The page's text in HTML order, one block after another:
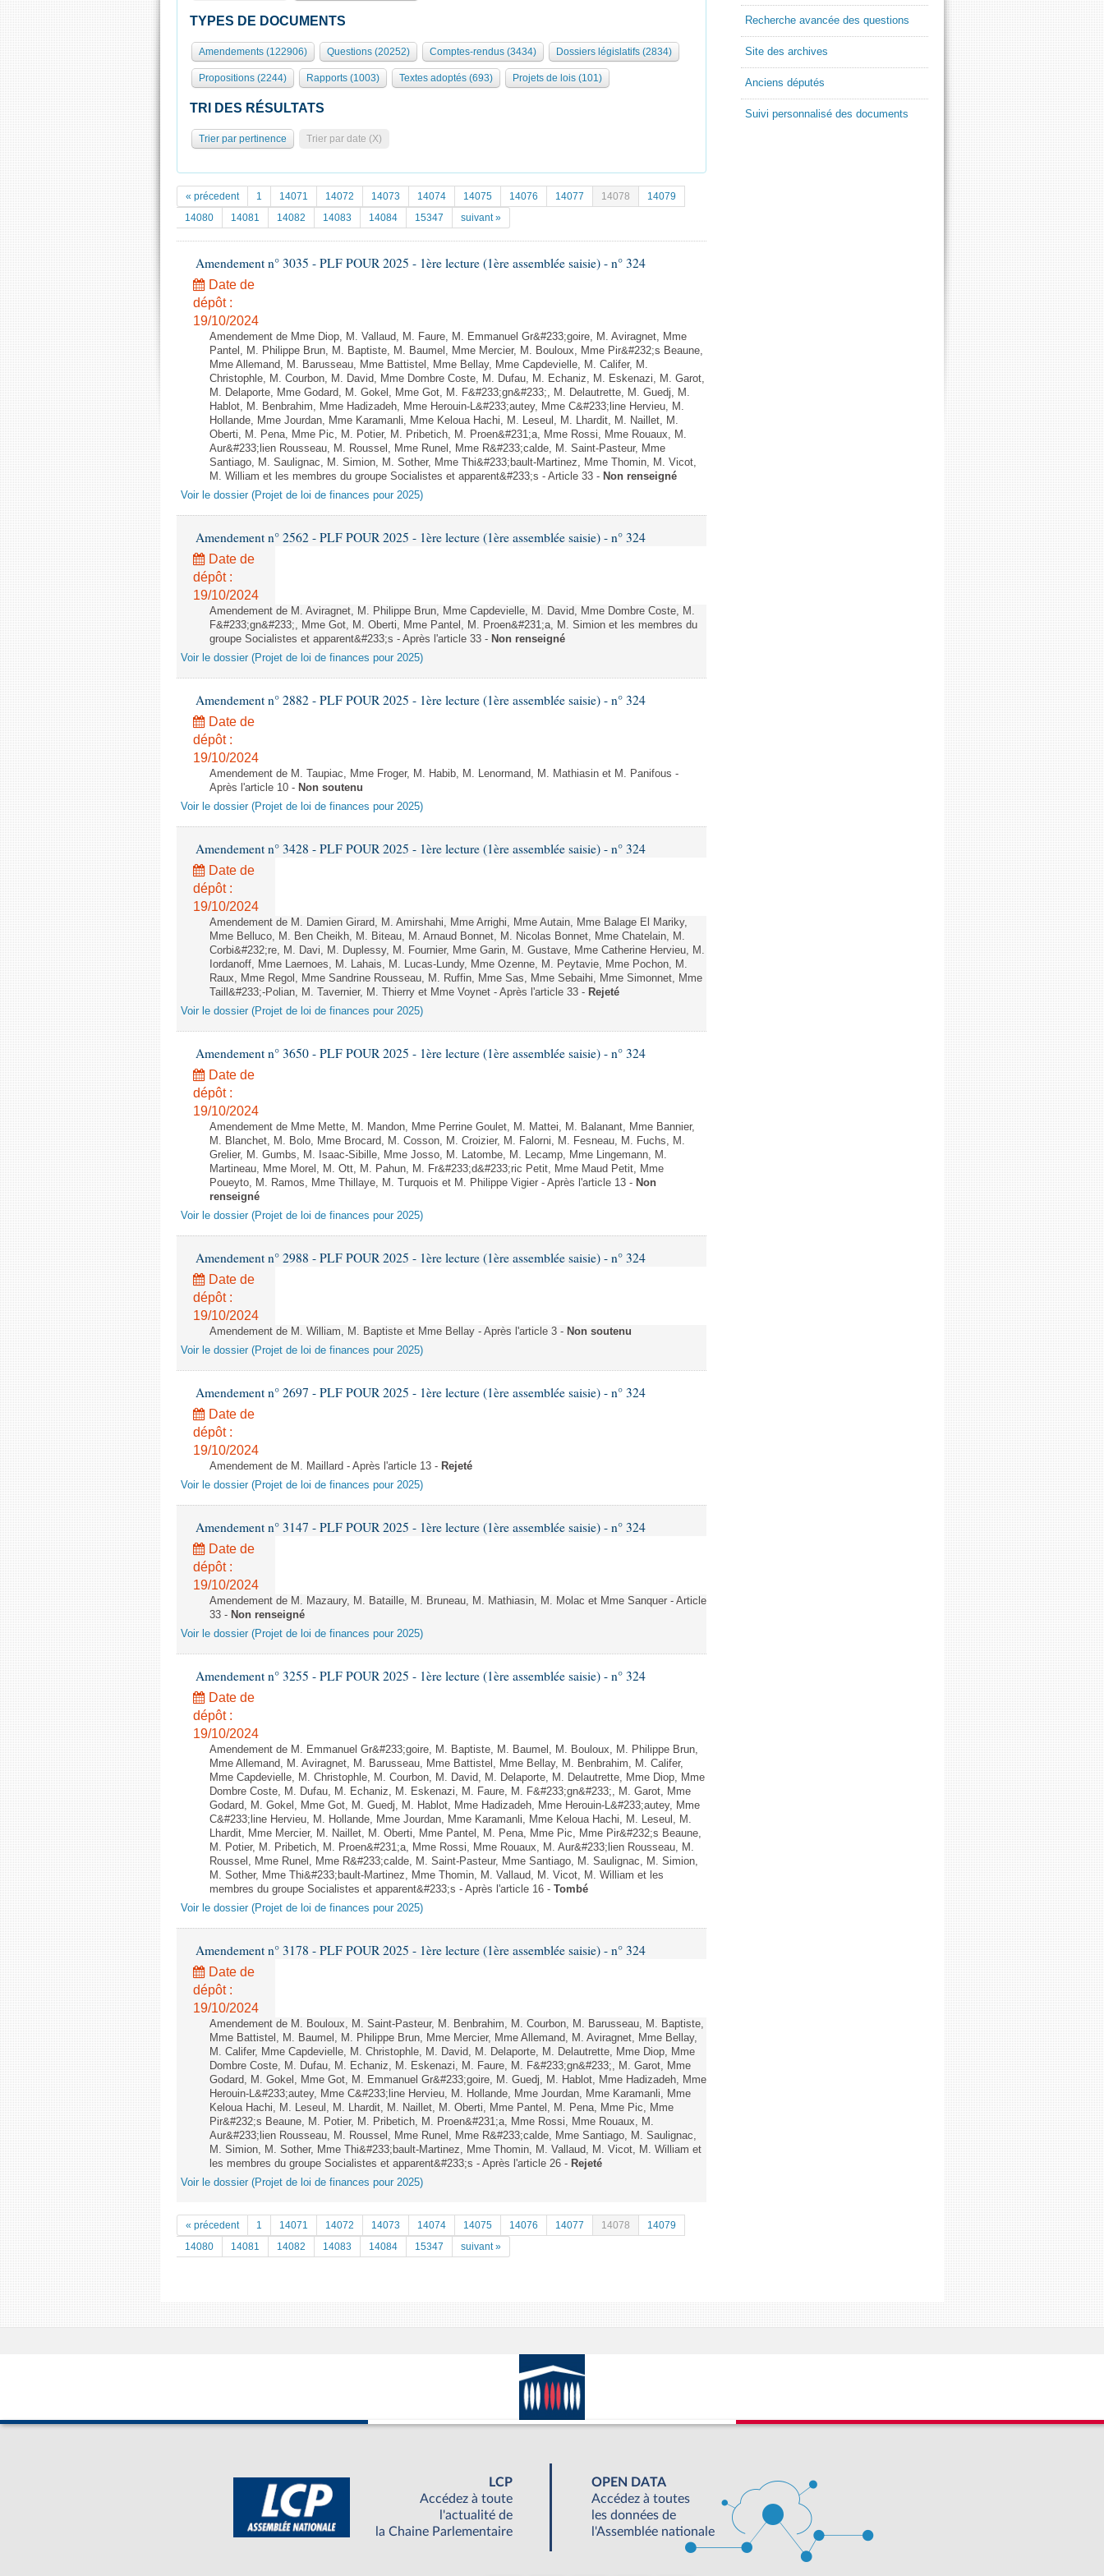
TYPES DE DOCUMENTS
Amendements (122906) Questions (20252) Comptes-rendus (3434) Dossiers législatifs (2834)
Propositions (2244) Rapports (1003) Textes adoptés (693) Projets de lois (101)
TRI DES RÉSULTATS
Trier par pertinence Trier par date (X)
« précedent 1 14071 14072 14073 14074 14075 14076 14077 14078
14079
14080
14081 14082 14083 14084 15347 suivant »
Amendement n° 3035 - PLF POUR 2025 - 1ère lecture (1ère assemblée saisie) - n° 324
Date de
dépôt :
19/10/2024
Amendement de Mme Diop, M. Vallaud, M. Faure, M. Emmanuel Gr&#233;goire, M. Aviragnet, Mme
Pantel, M. Philippe Brun, M. Baptiste, M. Baumel, Mme Mercier, M. Bouloux, Mme Pir&#232;s Beaune,
Mme Allemand, M. Barusseau, Mme Battistel, Mme Bellay, Mme Capdevielle, M. Califer, M.
Christophle, M. Courbon, M. David, Mme Dombre Coste, M. Dufau, M. Echaniz, M. Eskenazi, M. Garot,
M. Delaporte, Mme Godard, M. Gokel, Mme Got, M. F&#233;gn&#233;, M. Delautrette, M. Guedj, M.
Hablot, M. Benbrahim, Mme Hadizadeh, Mme Herouin-L&#233;autey, Mme C&#233;line Hervieu, M.
Hollande, Mme Jourdan, Mme Karamanli, Mme Keloua Hachi, M. Leseul, M. Lhardit, M. Naillet, M.
Oberti, M. Pena, Mme Pic, M. Potier, M. Pribetich, M. Proen&#231;a, Mme Rossi, Mme Rouaux, M.
Aur&#233;lien Rousseau, M. Roussel, Mme Runel, Mme R&#233;calde, M. Saint-Pasteur, Mme
Santiago, M. Saulignac, M. Simion, M. Sother, Mme Thi&#233;bault-Martinez, Mme Thomin, M. Vicot,
M. William et les membres du groupe Socialistes et apparent&#233;s - Article 33 - Non renseigné
Voir le dossier (Projet de loi de finances pour 2025)
Amendement n° 2562 - PLF POUR 2025 - 1ère lecture (1ère assemblée saisie) - n° 324
Date de
dépôt :
19/10/2024
Amendement de M. Aviragnet, M. Philippe Brun, Mme Capdevielle, M. David, Mme Dombre Coste, M.
F&#233;gn&#233;, Mme Got, M. Oberti, Mme Pantel, M. Proen&#231;a, M. Simion et les membres du
groupe Socialistes et apparent&#233;s - Après l'article 33 - Non renseigné
Voir le dossier (Projet de loi de finances pour 2025)
Amendement n° 2882 - PLF POUR 2025 - 1ère lecture (1ère assemblée saisie) - n° 324
Date de
dépôt :
19/10/2024
Amendement de M. Taupiac, Mme Froger, M. Habib, M. Lenormand, M. Mathiasin et M. Panifous -
Après l'article 10 - Non soutenu
Voir le dossier (Projet de loi de finances pour 2025)
Amendement n° 3428 - PLF POUR 2025 - 1ère lecture (1ère assemblée saisie) - n° 324
Date de
dépôt :
19/10/2024
Amendement de M. Damien Girard, M. Amirshahi, Mme Arrighi, Mme Autain, Mme Balage El Mariky,
Mme Belluco, M. Ben Cheikh, M. Biteau, M. Arnaud Bonnet, M. Nicolas Bonnet, Mme Chatelain, M.
Corbi&#232;re, M. Davi, M. Duplessy, M. Fournier, Mme Garin, M. Gustave, Mme Catherine Hervieu, M.
Iordanoff, Mme Laernoes, M. Lahais, M. Lucas-Lundy, Mme Ozenne, M. Peytavie, Mme Pochon, M.
Raux, Mme Regol, Mme Sandrine Rousseau, M. Ruffin, Mme Sas, Mme Sebaihi, Mme Simonnet, Mme
Taill&#233;-Polian, M. Tavernier, M. Thierry et Mme Voynet - Après l'article 33 - Rejeté
Voir le dossier (Projet de loi de finances pour 2025)
Amendement n° 3650 - PLF POUR 2025 - 1ère lecture (1ère assemblée saisie) - n° 324
Date de
dépôt :
19/10/2024
Amendement de Mme Mette, M. Mandon, Mme Perrine Goulet, M. Mattei, M. Balanant, Mme Bannier,
M. Blanchet, M. Bolo, Mme Brocard, M. Cosson, M. Croizier, M. Falorni, M. Fesneau, M. Fuchs, M.
Grelier, M. Gumbs, M. Isaac-Sibille, Mme Josso, M. Latombe, M. Lecamp, Mme Lingemann, M.
Martineau, Mme Morel, M. Ott, M. Pahun, M. Fr&#233;d&#233;ric Petit, Mme Maud Petit, Mme
Poueyto, M. Ramos, Mme Thillaye, M. Turquois et M. Philippe Vigier - Après l'article 13 - Non
renseigné
Voir le dossier (Projet de loi de finances pour 2025)
Amendement n° 2988 - PLF POUR 2025 - 1ère lecture (1ère assemblée saisie) - n° 324
Date de
dépôt :
19/10/2024
Amendement de M. William, M. Baptiste et Mme Bellay - Après l'article 3 - Non soutenu
Voir le dossier (Projet de loi de finances pour 2025)
Amendement n° 2697 - PLF POUR 2025 - 1ère lecture (1ère assemblée saisie) - n° 324
Date de
dépôt :
19/10/2024
Amendement de M. Maillard - Après l'article 13 - Rejeté
Voir le dossier (Projet de loi de finances pour 2025)
Amendement n° 3147 - PLF POUR 2025 - 1ère lecture (1ère assemblée saisie) - n° 324
Date de
dépôt :
19/10/2024
Amendement de M. Mazaury, M. Bataille, M. Bruneau, M. Mathiasin, M. Molac et Mme Sanquer - Article
33 - Non renseigné
Voir le dossier (Projet de loi de finances pour 2025)
Amendement n° 3255 - PLF POUR 2025 - 1ère lecture (1ère assemblée saisie) - n° 324
Date de
dépôt :
19/10/2024
Amendement de M. Emmanuel Gr&#233;goire, M. Baptiste, M. Baumel, M. Bouloux, M. Philippe Brun,
Mme Allemand, M. Aviragnet, M. Barusseau, Mme Battistel, Mme Bellay, M. Benbrahim, M. Califer,
Mme Capdevielle, M. Christophle, M. Courbon, M. David, M. Delaporte, M. Delautrette, Mme Diop, Mme
Dombre Coste, M. Dufau, M. Echaniz, M. Eskenazi, M. Faure, M. F&#233;gn&#233;, M. Garot, Mme
Godard, M. Gokel, Mme Got, M. Guedj, M. Hablot, Mme Hadizadeh, Mme Herouin-L&#233;autey, Mme
C&#233;line Hervieu, M. Hollande, Mme Jourdan, Mme Karamanli, Mme Keloua Hachi, M. Leseul, M.
Lhardit, Mme Mercier, M. Naillet, M. Oberti, Mme Pantel, M. Pena, Mme Pic, Mme Pir&#232;s Beaune,
M. Potier, M. Pribetich, M. Proen&#231;a, Mme Rossi, Mme Rouaux, M. Aur&#233;lien Rousseau, M.
Roussel, Mme Runel, Mme R&#233;calde, M. Saint-Pasteur, Mme Santiago, M. Saulignac, M. Simion,
M. Sother, Mme Thi&#233;bault-Martinez, Mme Thomin, M. Vallaud, M. Vicot, M. William et les
membres du groupe Socialistes et apparent&#233;s - Après l'article 16 - Tombé
Voir le dossier (Projet de loi de finances pour 2025)
Amendement n° 3178 - PLF POUR 2025 - 1ère lecture (1ère assemblée saisie) - n° 324
Date de
dépôt :
19/10/2024
Amendement de M. Bouloux, M. Saint-Pasteur, M. Benbrahim, M. Courbon, M. Barusseau, M. Baptiste,
Mme Battistel, M. Baumel, M. Philippe Brun, Mme Mercier, Mme Allemand, M. Aviragnet, Mme Bellay,
M. Califer, Mme Capdevielle, M. Christophle, M. David, M. Delaporte, M. Delautrette, Mme Diop, Mme
Dombre Coste, M. Dufau, M. Echaniz, M. Eskenazi, M. Faure, M. F&#233;gn&#233;, M. Garot, Mme
Godard, M. Gokel, Mme Got, M. Emmanuel Gr&#233;goire, M. Guedj, M. Hablot, Mme Hadizadeh, Mme
Herouin-L&#233;autey, Mme C&#233;line Hervieu, M. Hollande, Mme Jourdan, Mme Karamanli, Mme
Keloua Hachi, M. Leseul, M. Lhardit, M. Naillet, M. Oberti, Mme Pantel, M. Pena, Mme Pic, Mme
Pir&#232;s Beaune, M. Potier, M. Pribetich, M. Proen&#231;a, Mme Rossi, Mme Rouaux, M.
Aur&#233;lien Rousseau, M. Roussel, Mme Runel, Mme R&#233;calde, Mme Santiago, M. Saulignac,
M. Simion, M. Sother, Mme Thi&#233;bault-Martinez, Mme Thomin, M. Vallaud, M. Vicot, M. William et
les membres du groupe Socialistes et apparent&#233;s - Après l'article 26 - Rejeté
Voir le dossier (Projet de loi de finances pour 2025)
« précedent 1 14071 14072 14073 14074 14075 14076 14077 14078
14079
14080
14081 14082 14083 14084 15347 suivant »
Recherche avancée des questions
Site des archives
Anciens députés
Suivi personnalisé des documents
LCP
Accédez à toute
l'actualité de
la Chaine Parlementaire
OPEN DATA
Accédez à toutes
les données de
l'Assemblée nationale